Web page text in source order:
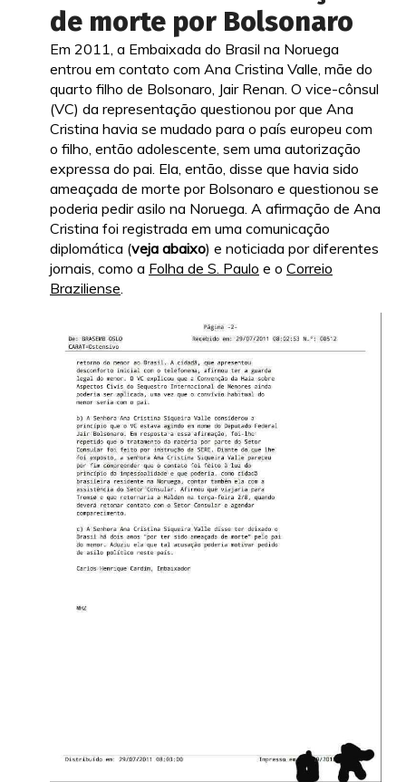
de morte por Bolsonaro
Em 2011, a Embaixada do Brasil na Noruega
entrou em contato com Ana Cristina Valle, mãe do
quarto filho de Bolsonaro, Jair Renan. O vice-cônsul
(VC) da representação questionou por que Ana
Cristina havia se mudado para o país europeu com
o filho, então adolescente, sem uma autorização
expressa do pai. Ela, então, disse que havia sido
ameaçada de morte por Bolsonaro e questionou se
poderia pedir asilo na Noruega. A afirmação de Ana
Cristina foi registrada em uma comunicação
diplomática (veja abaixo) e noticiada por diferentes
jornais, como a Folha de S. Paulo e o Correio
Braziliense